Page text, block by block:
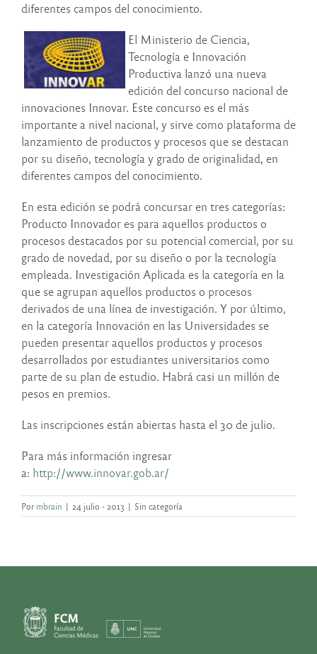
diferentes campos del conocimiento.
El Ministerio de Ciencia,
Tecnología e Innovación
Productiva lanzó una nueva
edición del concurso nacional de
innovaciones Innovar. Este concurso es el más
importante a nivel nacional, y sirve como plataforma de
lanzamiento de productos y procesos que se destacan
por su diseño, tecnología y grado de originalidad, en
diferentes campos del conocimiento.
En esta edición se podrá concursar en tres categorías:
Producto Innovador es para aquellos productos o
procesos destacados por su potencial comercial, por su
grado de novedad, por su diseño o por la tecnología
empleada. Investigación Aplicada es la categoría en la
que se agrupan aquellos productos o procesos
derivados de una línea de investigación. Y por último,
en la categoría Innovación en las Universidades se
pueden presentar aquellos productos y procesos
desarrollados por estudiantes universitarios como
parte de su plan de estudio. Habrá casi un millón de
pesos en premios.
Las inscripciones están abiertas hasta el 30 de julio.
Para más información ingresar
a: http://www.innovar.gob.ar/
Pormbrain | 24 julio - 2013 | Sin categoría